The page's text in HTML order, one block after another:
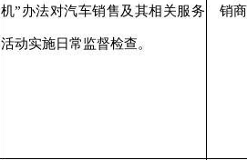
机”办法对汽车销售及其相关服务
活动实施日常监督检查。
销商